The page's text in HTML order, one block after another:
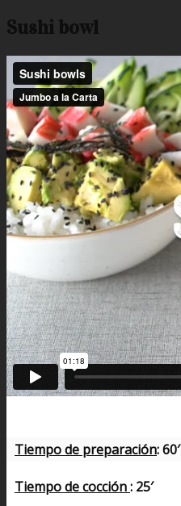
Sushi bowl
Tiempo de preparación: 60′
Tiempo de cocción: 25′